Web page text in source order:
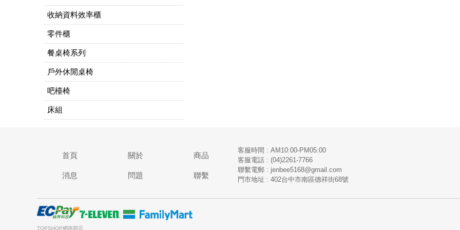
收納資料效率櫃
零件櫃
餐桌椅系列
戶外休閒桌椅
吧檯椅
床組
首頁 關於 商品
消息 問題 聯繫
客服時間 : AM10:00-PM05:00
客服電話 : (04)2261-7766
​聯繫電郵 : jenbee5168@gmail.com
門市地址 : 402台中市南區德祥街68號
TOPSHOP網路開店